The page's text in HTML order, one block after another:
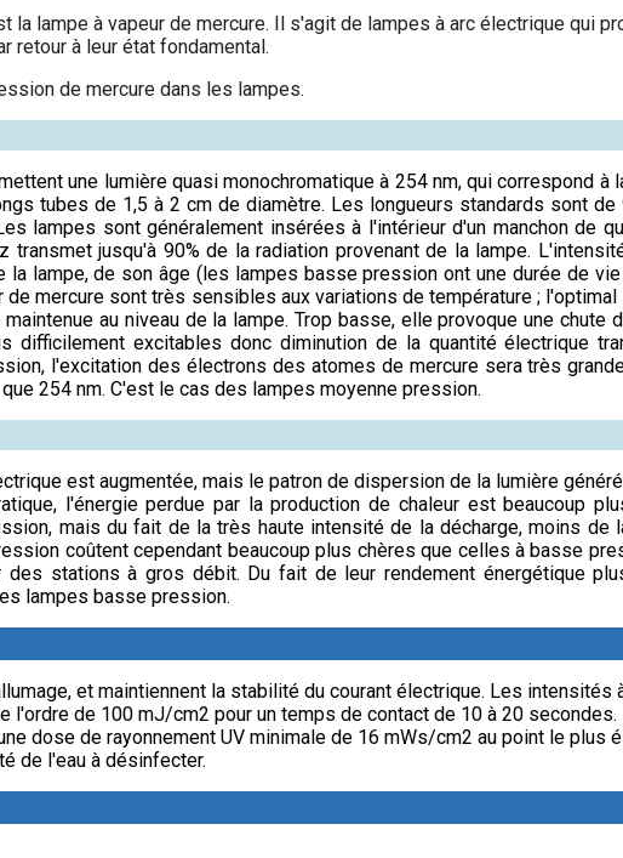
lampe à vapeur de mercure. Il s'agit de lampes à arc électrique qui
retour à leur état fondamental.
de mercure dans les lampes.
une lumière quasi monochromatique à 254 nm, qui correspond
tubes de 1,5 à 2 cm de diamètre. Les longueurs standards sont de
lampes sont généralement insérées à l'intérieur d'un manchon de
transmet jusqu'à 90% de la radiation provenant de la lampe.
la lampe, de son âge (les lampes basse pression ont une durée de
mercure sont très sensibles aux variations de température ; l'optimal
au niveau de la lampe. Trop basse, elle provoque une chute
difficilement excitables donc diminution de la quantité électrique
l'excitation des électrons des atomes de mercure sera très
254 nm. C'est le cas des lampes moyenne pression.
est augmentée, mais le patron de dispersion de la lumière
l'énergie perdue par la production de chaleur est beaucoup
mais du fait de la très haute intensité de la décharge, moins de
coûtent cependant beaucoup plus chères que celles à basse
stations à gros débit. Du fait de leur rendement énergétique
lampes basse pression.
et maintiennent la stabilité du courant électrique. Les intensités
l'ordre de 100 mJ/cm2 pour un temps de contact de 10 à 20
dose de rayonnement UV minimale de 16 mWs/cm2 au point le plus
de l'eau à désinfecter.